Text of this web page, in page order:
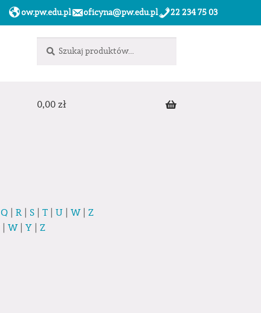
ow.pw.edu.pl oficyna@pw.edu.pl 22 234 75 03
0,00 zł
Q| R| S| T| U | W| Z
| W| Y| Z